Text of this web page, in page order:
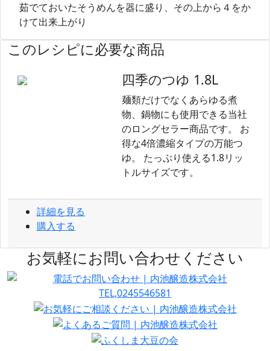
茹でておいたそうめんを器に盛り、その上から４をか
けて出来上がり
このレシピに必要な商品
四季のつゆ 1.8L
麺類だけでなくあらゆる煮
物、鍋物にも使用できる当社
のロングセラー商品です。 お
得な4倍濃縮タイプの万能つ
ゆ。 たっぷり使える1.8リッ
トルサイズです。
詳細を見る
購入する
お気軽にお問い合わせください